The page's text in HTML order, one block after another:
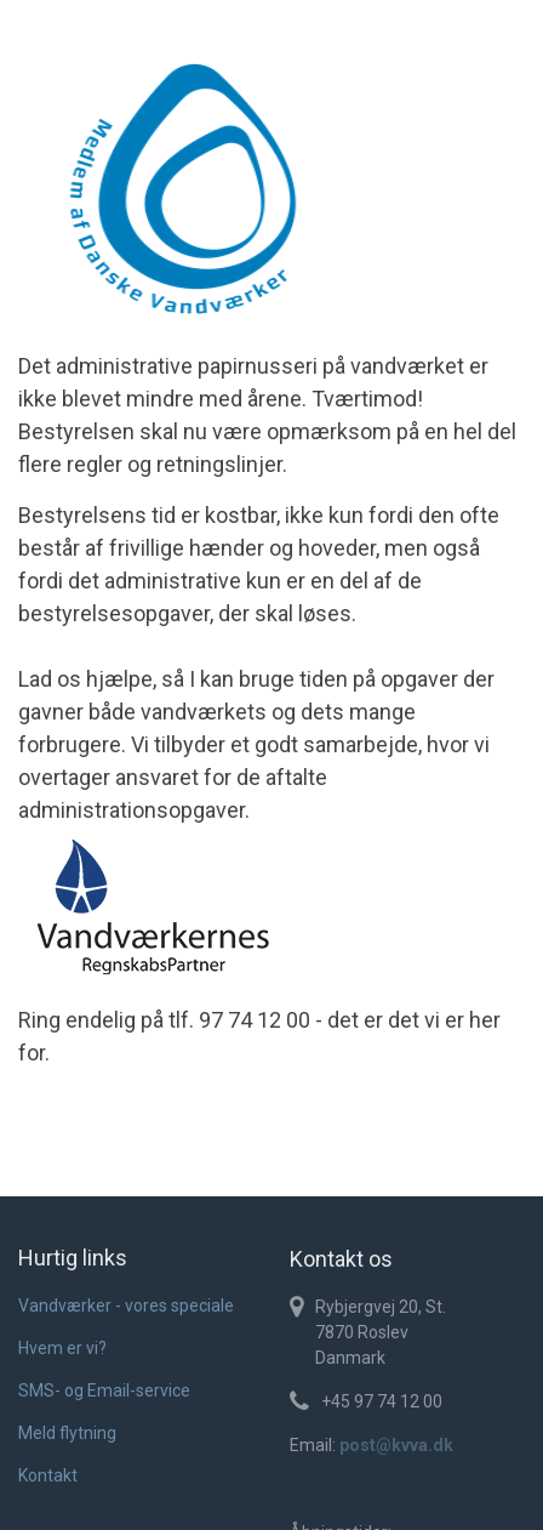
Det administrative papirnusseri på vandværket er
ikke blevet mindre med årene. Tværtimod!
Bestyrelsen skal nu være opmærksom på en hel del
flere regler og retningslinjer.
Bestyrelsens tid er kostbar, ikke kun fordi den ofte
består af frivillige hænder og hoveder, men også
fordi det administrative kun er en del af de
bestyrelsesopgaver, der skal løses.
Lad os hjælpe, så I kan bruge tiden på opgaver der
gavner både vandværkets og dets mange
forbrugere. Vi tilbyder et godt samarbejde, hvor vi
overtager ansvaret for de aftalte
administrationsopgaver.
Ring endelig på tlf. 97 74 12 00 - det er det vi er her
for.
Hurtig links
Vandværker - vores speciale
Hvem er vi?
SMS- og Email-service
Meld flytning
Kontakt
Kontakt os
Rybjergvej 20, St.
7870 Roslev
Danmark
+45 97 74 12 00
Email: post@kvva.dk